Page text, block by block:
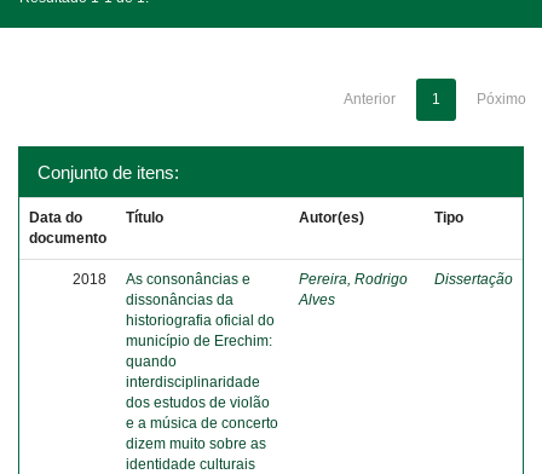
Anterior 1 Póximo
Conjunto de itens:
Data do
documento
Título Autor(es) Tipo
2018
As consonâncias e
dissonâncias da
historiografia oficial do
município de Erechim:
quando
interdisciplinaridade
dos estudos de violão
e a música de concerto
dizem muito sobre as
identidade culturais
Pereira, Rodrigo
Alves
Dissertação